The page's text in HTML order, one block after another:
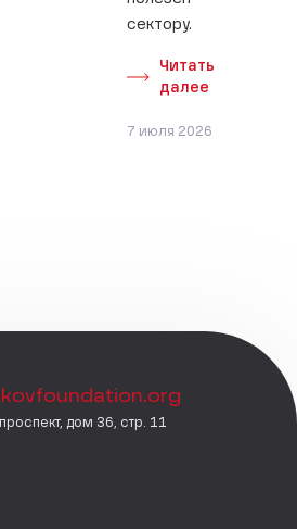
сектору.
Читать
далее
7 июля 2026
дом 36, стр. 11